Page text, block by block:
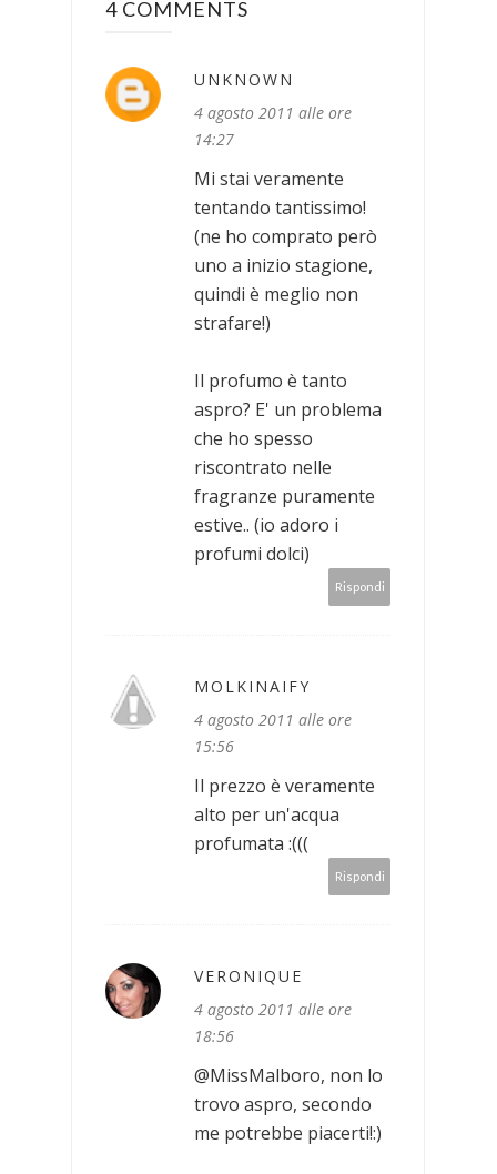
4 COMMENTS
UNKNOWN
4 agosto 2011 alle ore
14:27
Mi stai veramente
tentando tantissimo!
(ne ho comprato però
uno a inizio stagione,
quindi è meglio non
strafare!)
Il profumo è tanto
aspro? E' un problema
che ho spesso
riscontrato nelle
fragranze puramente
estive.. (io adoro i
profumi dolci)
Rispondi
MOLKINAIFY
4 agosto 2011 alle ore
15:56
Il prezzo è veramente
alto per un'acqua
profumata :(((
Rispondi
VERONIQUE
4 agosto 2011 alle ore
18:56
@MissMalboro, non lo
trovo aspro, secondo
me potrebbe piacerti!:)